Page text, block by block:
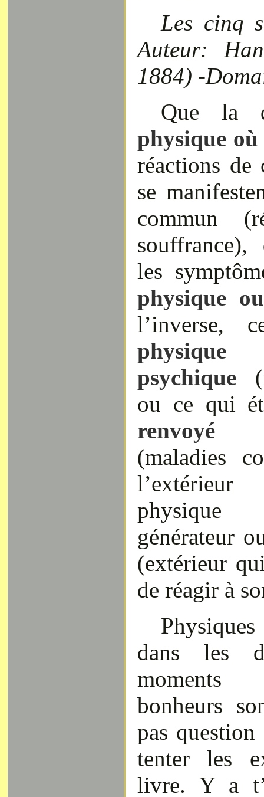
Les cinq
Auteur:
1884) -
Que la
physique
réactions de
se
commun
les
physique
psychique
ou ce qui
renvoyé
(maladies
physique
générateur
(extérieur
de réagir à
dans les
bonheurs
pas
tenter les
livre. Y a